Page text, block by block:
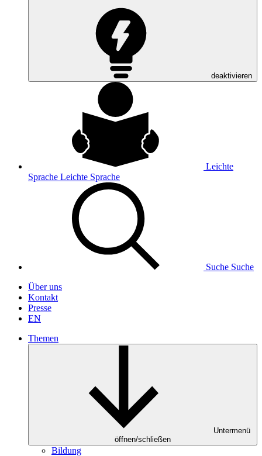
deaktivieren
Leichte
Sprache Leichte Sprache
Suche Suche
Über uns
Kontakt
Presse
EN
Themen
Untermenü
öffnen/schließen
Bildung